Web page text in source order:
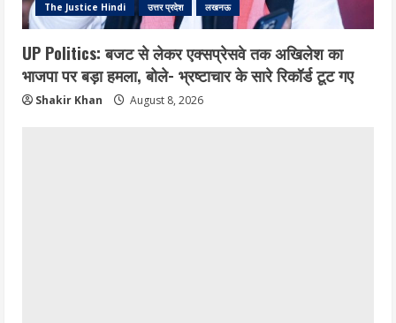
The Justice Hindi उत्तर प्रदेश लखनऊ
UP Politics: बजट से लेकर एक्सप्रेसवे तक अखिलेश का
भाजपा पर बड़ा हमला, बोले- भ्रष्टाचार के सारे रिकॉर्ड टूट गए
Shakir Khan August 8, 2026